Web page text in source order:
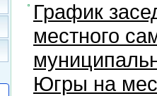
График
местного
Югры на